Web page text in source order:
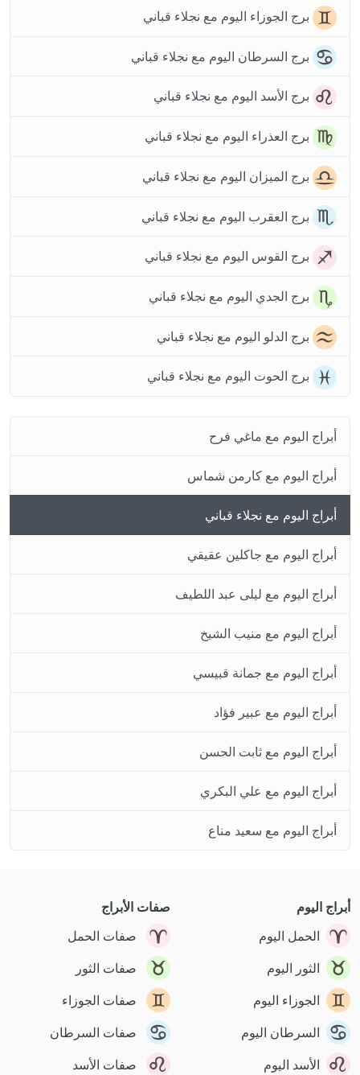
برج الجوزاء اليوم مع نجلاء قباني
برج السرطان اليوم مع نجلاء قباني
برج الأسد اليوم مع نجلاء قباني
برج العذراء اليوم مع نجلاء قباني
برج الميزان اليوم مع نجلاء قباني
برج العقرب اليوم مع نجلاء قباني
برج القوس اليوم مع نجلاء قباني
برج الجدي اليوم مع نجلاء قباني
برج الدلو اليوم مع نجلاء قباني
برج الحوت اليوم مع نجلاء قباني
أبراج اليوم مع ماغي فرح
أبراج اليوم مع كارمن شماس
أبراج اليوم مع نجلاء قباني
أبراج اليوم مع جاكلين عقيقي
أبراج اليوم مع ليلى عبد اللطيف
أبراج اليوم مع منيب الشيخ
أبراج اليوم مع جمانة قبيسي
أبراج اليوم مع عبير فؤاد
أبراج اليوم مع ثابت الحسن
أبراج اليوم مع علي البكري
أبراج اليوم مع سعيد مناع
أبراج اليوم
الحمل اليوم
الثور اليوم
الجوزاء اليوم
السرطان اليوم
الأسد اليوم
صفات الأبراج
صفات الحمل
صفات الثور
صفات الجوزاء
صفات السرطان
صفات الأسد